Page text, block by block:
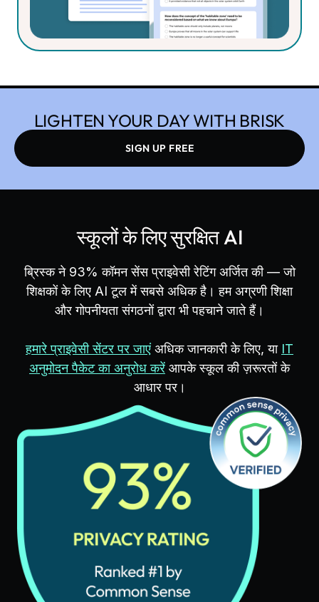
LIGHTEN YOUR DAY WITH BRISK
SIGN UP FREE
स्कूलों के लिए सुरक्षित AI
ब्रिस्क ने 93% कॉमन सेंस प्राइवेसी रेटिंग अर्जित की — जो
शिक्षकों के लिए AI टूल में सबसे अधिक है। हम अग्रणी शिक्षा
और गोपनीयता संगठनों द्वारा भी पहचाने जाते हैं।
हमारे प्राइवेसी सेंटर पर जाएंअधिक जानकारी के लिए, या IT
अनुमोदन पैकेट का अनुरोध करें आपके स्कूल की ज़रूरतों के
आधार पर।